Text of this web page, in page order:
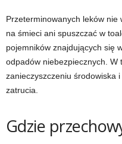
Przeterminowanych leków nie
na śmieci ani spuszczać w
pojemników znajdujących się
odpadów niebezpiecznych.
zanieczyszczeniu środowiska
zatrucia.
Gdzie